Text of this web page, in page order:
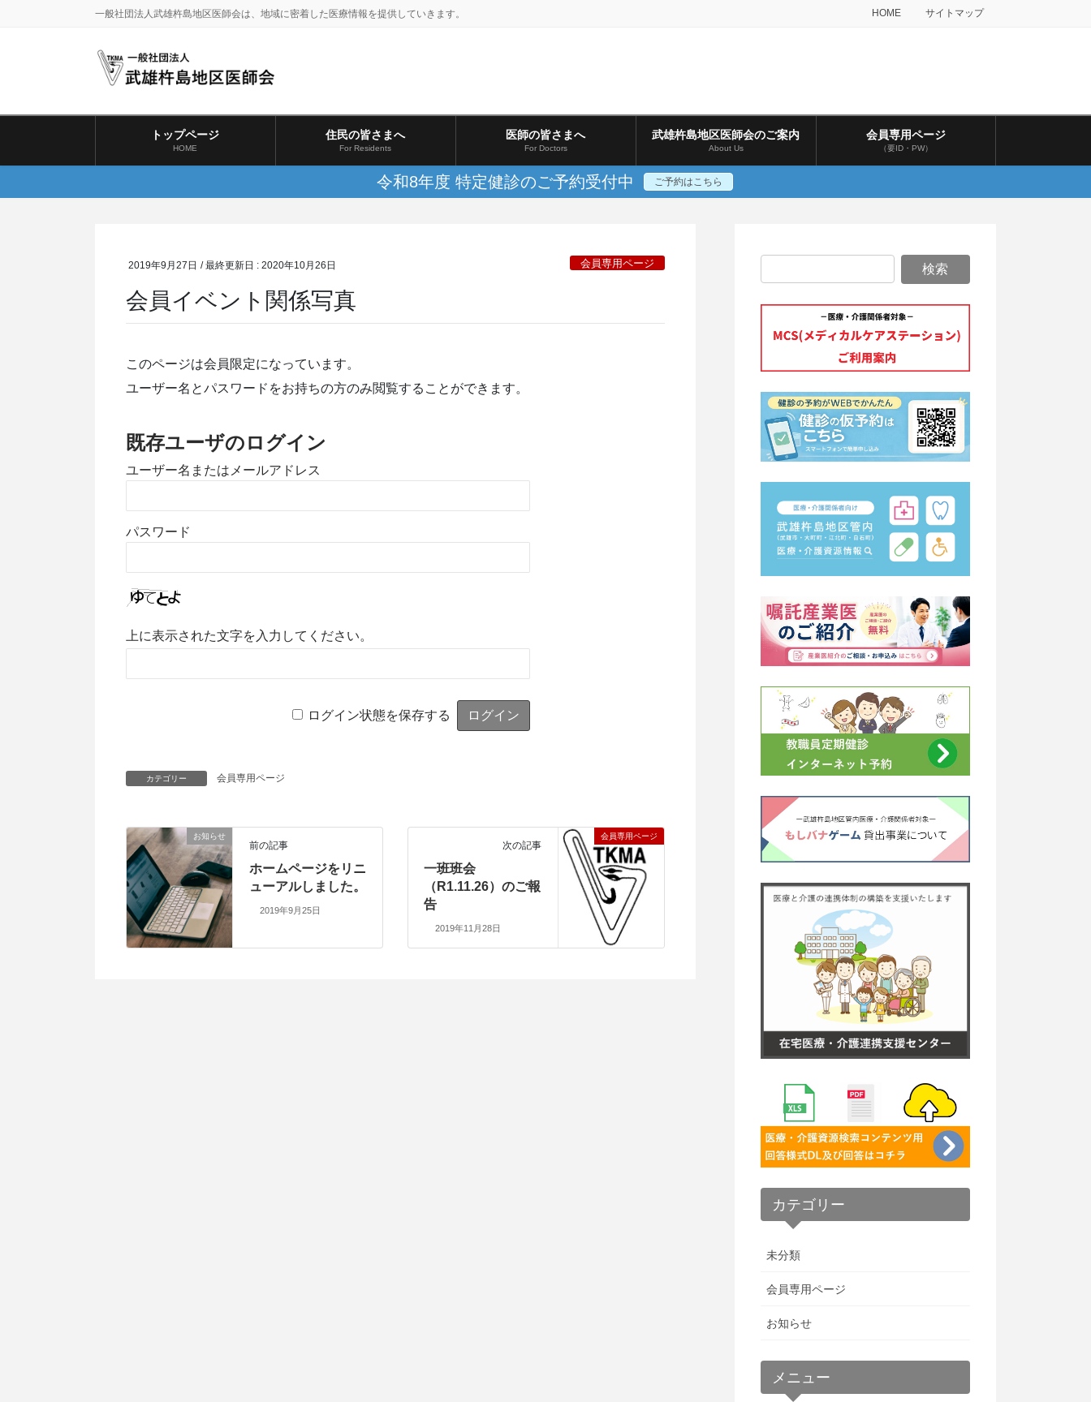
移
一般社団法人武雄杵島地区医師会は、地域に密着した医療情報を提供していきます。 HOME サイトマップ
トップページ
HOME
住民の皆さまへ
For Residents
医師の皆さまへ
For Doctors
武雄杵島地区医師会のご案内
About Us
会員専用ページ
（要ID・PW）
令和8年度 特定健診のご予約受付中 ご予約はこちら
2019年9月27日 / 最終更新日 :2020年10月26日 会員専用ページ
会員イベント関係写真
このページは会員限定になっています。
ユーザー名とパスワードをお持ちの方のみ閲覧することができます。
既存ユーザのログイン
ユーザー名またはメールアドレス
パスワード
上に表示された文字を入力してください。
ログイン状態を保存する
カテゴリー 会員専用ページ
お知らせ
前の記事
ホームページをリニ
ューアルしました。
2019年9月25日
会員専用ページ
次の記事
一班班会
（R1.11.26）のご報
告
2019年11月28日
カテゴリー
未分類
会員専用ページ
お知らせ
メニュー